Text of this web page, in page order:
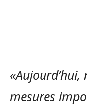
mesures